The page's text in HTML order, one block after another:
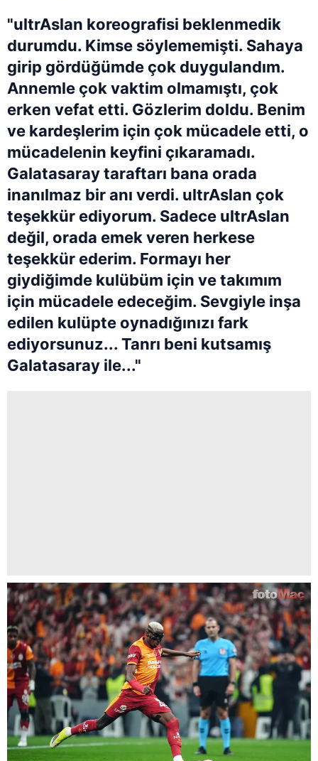
"ultrAslan koreografisi beklenmedik
durumdu. Kimse söylememişti. Sahaya
girip gördüğümde çok duygulandım.
Annemle çok vaktim olmamıştı, çok
erken vefat etti. Gözlerim doldu. Benim
ve kardeşlerim için çok mücadele etti, o
mücadelenin keyfini çıkaramadı.
Galatasaray taraftarı bana orada
inanılmaz bir anı verdi. ultrAslan çok
teşekkür ediyorum. Sadece ultrAslan
değil, orada emek veren herkese
teşekkür ederim. Formayı her
giydiğimde kulübüm için ve takımım
için mücadele edeceğim. Sevgiyle inşa
edilen kulüpte oynadığınızı fark
ediyorsunuz... Tanrı beni kutsamış
Galatasaray ile..."